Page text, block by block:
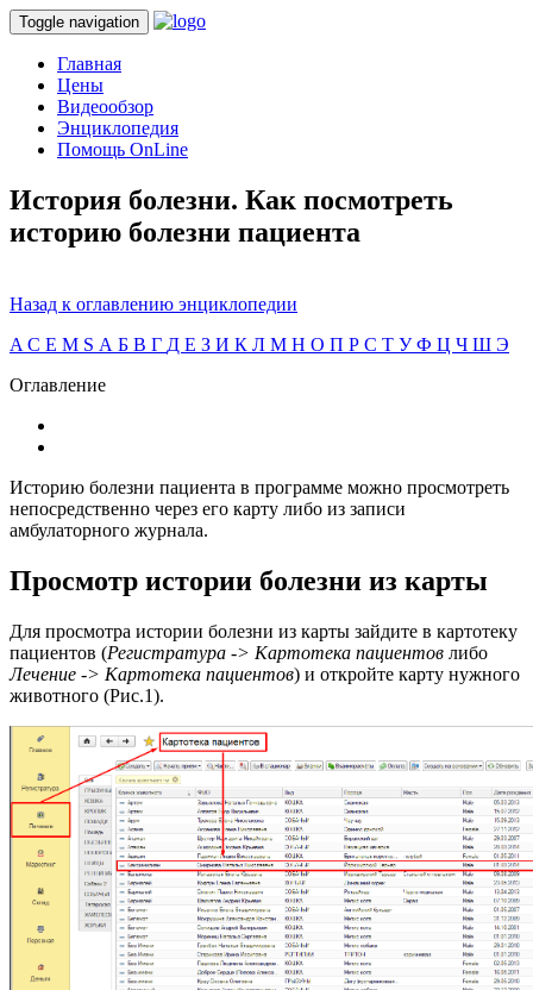
Toggle navigation
Главная
Цены
Видеообзор
Энциклопедия
Помощь OnLine
История болезни. Как посмотреть
историю болезни пациента
Назад к оглавлению энциклопедии
A C E M S А Б В Г Д Е З И К Л М Н О П Р С Т УФ Ц Ч Ш Э
Оглавление
Историю болезни пациента в программе можно просмотреть
непосредственно через его карту либо из записи
амбулаторного журнала.
Просмотр истории болезни из карты
Для просмотра истории болезни из карты зайдите в картотеку
пациентов (Регистратура -> Картотека пациентов либо
Лечение -> Картотека пациентов) и откройте карту нужного
животного (Рис.1).